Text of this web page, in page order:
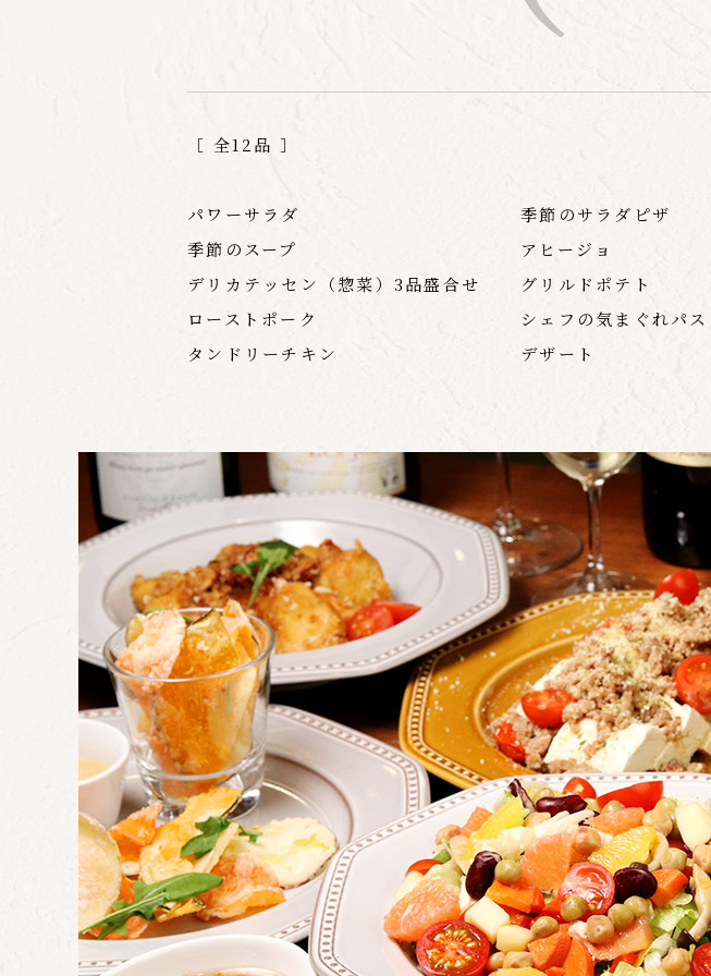
［ 全12品 ］
パワーサラダ
季節のスープ
デリカテッセン（惣菜）3品盛合せ
ローストポーク
タンドリーチキン
季節のサラダピザ
アヒージョ
グリルドポテト
シェフの気まぐれパス
デザート